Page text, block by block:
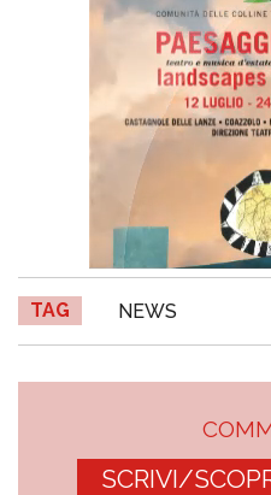
TAG NEWS
SCRIVI/